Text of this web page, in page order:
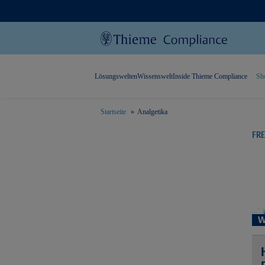
LösungsweltenWissensweltInside Thieme Compliance
Startseite Analgetika